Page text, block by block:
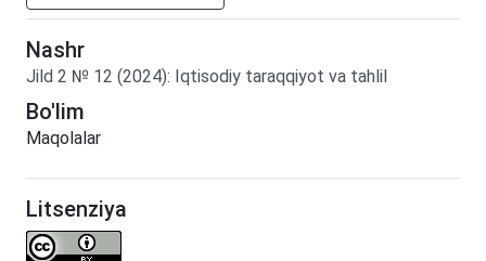
Nashr
Jild 2 № 12 (2024): Iqtisodiy taraqqiyot va tahlil
Bo'lim
Maqolalar
Litsenziya